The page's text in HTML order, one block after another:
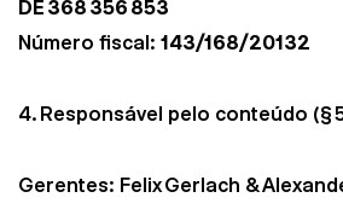
DE 368 356 853
Número fiscal: 143/168/20132
4. Responsável pelo conteúdo (§
Gerentes: Felix Gerlach &